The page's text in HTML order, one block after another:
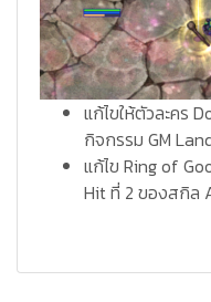
แก้ไขให้ตัวละคร
กิจกรรม GM
แก้ไข Ring of
Hit ที่ 2 ของสกิล